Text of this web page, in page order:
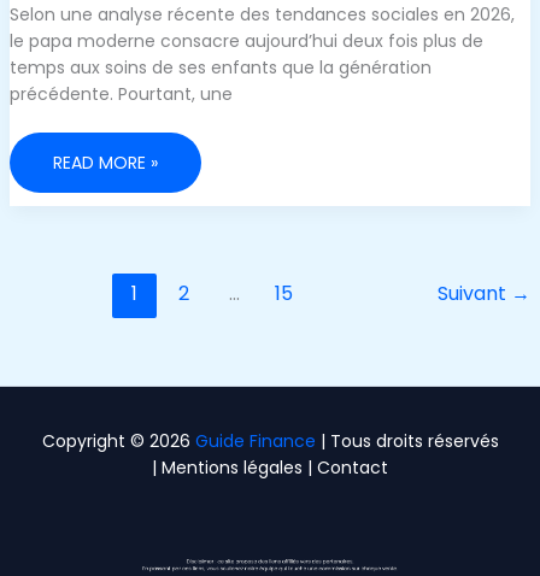
Selon une analyse récente des tendances sociales en 2026,
le papa moderne consacre aujourd’hui deux fois plus de
temps aux soins de ses enfants que la génération
précédente. Pourtant, une
LES
N’ONT
PLUS
SACRIFIER
POUR
L’ARGENT
READ MORE »
1 2 … 15 Suivant →
Copyright © 2026 Guide Finance | Tous droits réservés
| Mentions légales | Contact